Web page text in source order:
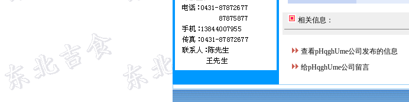
相关信息：
查看pHqghUme公司发布的信息
给pHqghUme公司留言